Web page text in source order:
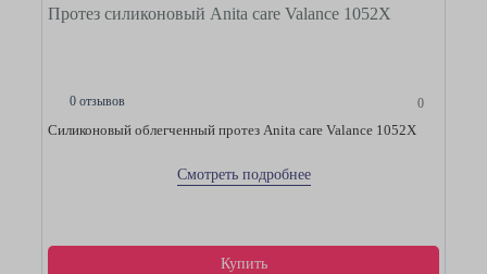
Протез силиконовый Anita care Valance 1052X
0 отзывов 0
Силиконовый облегченный протез Anita care Valance 1052X
Смотреть подробнее
Купить